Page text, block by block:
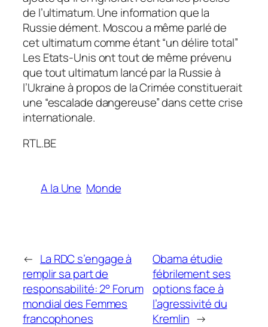
de l’ultimatum. Une information que la
Russie dément. Moscou a même parlé de
cet ultimatum comme étant “un délire total”
Les Etats-Unis ont tout de même prévenu
que tout ultimatum lancé par la Russie à
l’Ukraine à propos de la Crimée constituerait
une “escalade dangereuse” dans cette crise
internationale.
RTL.BE
A la Une Monde
← La RDC s’engage à
remplir sa part de
responsabilité: 2° Forum
mondial des Femmes
francophones
Obama étudie
fébrilement ses
options face à
l’agressivité du
Kremlin →